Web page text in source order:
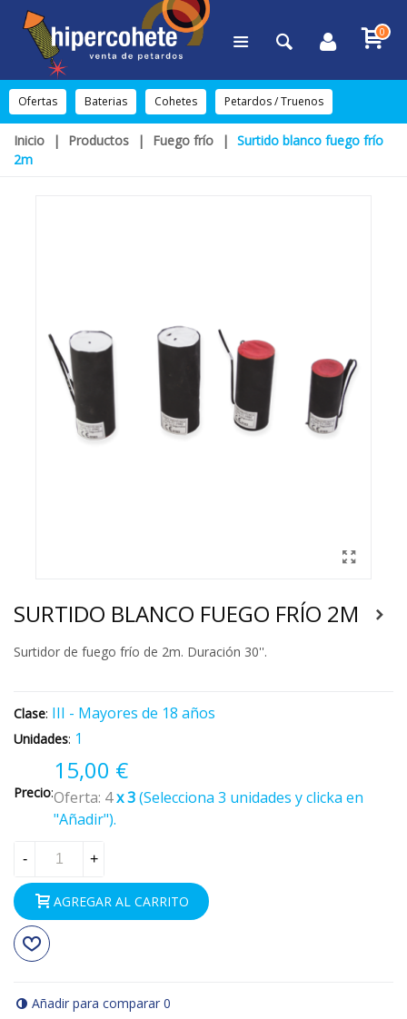
0
Ofertas Baterias Cohetes Petardos / Truenos
Inicio | Productos | Fuego frío | Surtido blanco fuego frío
2m
SURTIDO BLANCO FUEGO FRÍO 2M
Surtidor de fuego frío de 2m. Duración 30''.
Clase: III - Mayores de 18 años
Unidades: 1
Precio:
15,00 €
Oferta: 4x 3(Selecciona 3 unidades y clicka en
"Añadir").
- +
AGREGAR AL CARRITO
Añadir para comparar 0